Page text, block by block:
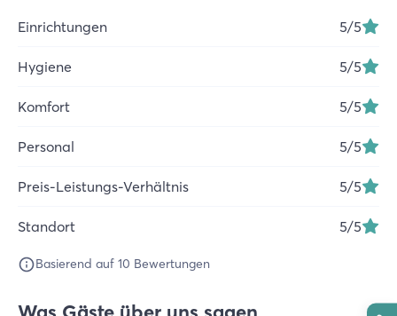
Einrichtungen 5/5
Hygiene 5/5
Komfort 5/5
Personal 5/5
Preis-Leistungs-Verhältnis 5/5
Standort 5/5
Basierend auf 10 Bewertungen